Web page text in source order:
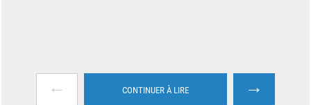
← CONTINUER À LIRE →